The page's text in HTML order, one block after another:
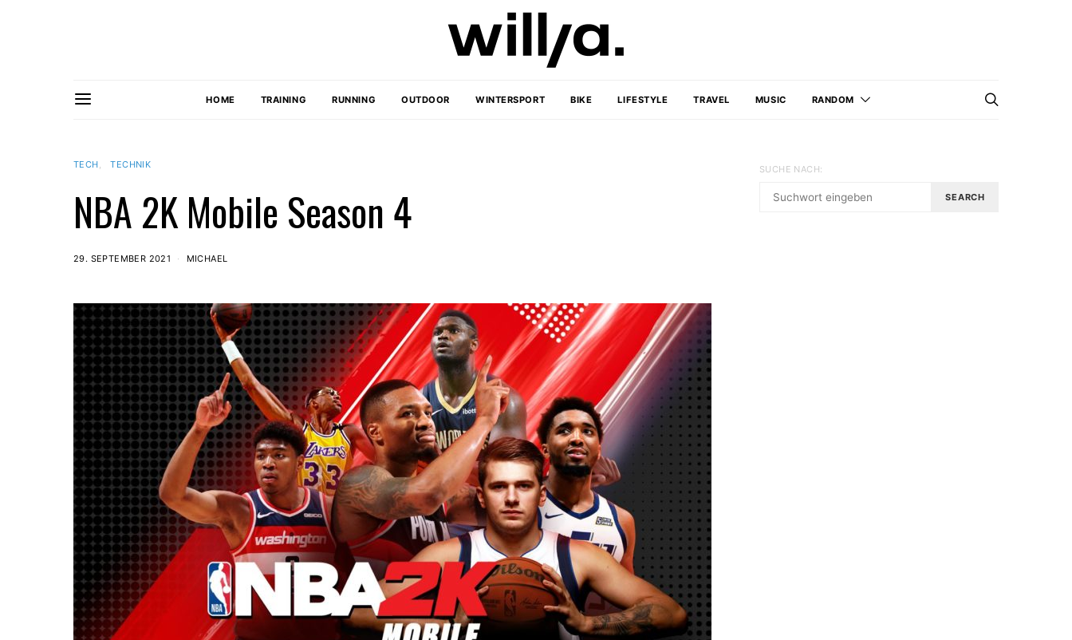
HOME TRAINING RUNNING OUTDOOR WINTERSPORT BIKE LIFESTYLE TRAVEL MUSIC RANDOM
TECH TECHNIK
NBA 2K Mobile Season 4
29. SEPTEMBER 2021 MICHAEL
SUCHE NACH:
SEARCH